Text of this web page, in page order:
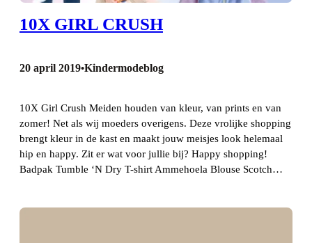
10X GIRL CRUSH
20 april 2019•Kindermodeblog
10X Girl Crush Meiden houden van kleur, van prints en van
zomer! Net als wij moeders overigens. Deze vrolijke shopping
brengt kleur in de kast en maakt jouw meisjes look helemaal
hip en happy. Zit er wat voor jullie bij? Happy shopping!
Badpak Tumble ‘N Dry T-shirt Ammehoela Blouse Scotch…